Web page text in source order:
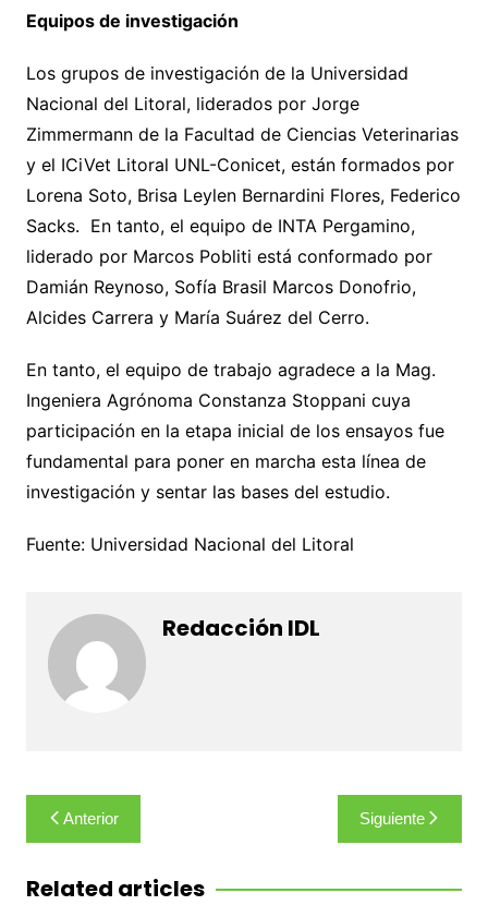
Equipos de investigación
Los grupos de investigación de la Universidad
Nacional del Litoral, liderados por Jorge
Zimmermann de la Facultad de Ciencias Veterinarias
y el ICiVet Litoral UNL-Conicet, están formados por
Lorena Soto, Brisa Leylen Bernardini Flores, Federico
Sacks. En tanto, el equipo de INTA Pergamino,
liderado por Marcos Pobliti está conformado por
Damián Reynoso, Sofía Brasil Marcos Donofrio,
Alcides Carrera y María Suárez del Cerro.
En tanto, el equipo de trabajo agradece a la Mag.
Ingeniera Agrónoma Constanza Stoppani cuya
participación en la etapa inicial de los ensayos fue
fundamental para poner en marcha esta línea de
investigación y sentar las bases del estudio.
Fuente: Universidad Nacional del Litoral
Redacción IDL
Navegación
de
entradas
Anterior Siguiente
Related articles